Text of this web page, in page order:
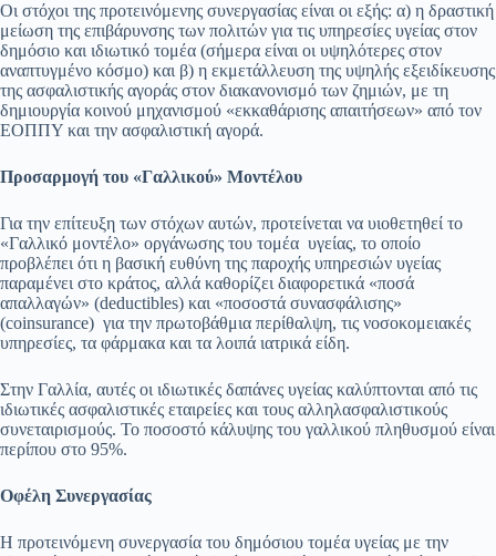
Οι στόχοι της προτεινόμενης συνεργασίας είναι οι εξής: α) η δραστική
μείωση της επιβάρυνσης των πολιτών για τις υπηρεσίες υγείας στον
δημόσιο και ιδιωτικό τομέα (σήμερα είναι οι υψηλότερες στον
αναπτυγμένο κόσμο) και β) η εκμετάλλευση της υψηλής εξειδίκευσης
της ασφαλιστικής αγοράς στον διακανονισμό των ζημιών, με τη
δημιουργία κοινού μηχανισμού «εκκαθάρισης απαιτήσεων» από τον
ΕΟΠΠΥ και την ασφαλιστική αγορά.
Προσαρμογή του «Γαλλικού» Μοντέλου
Για την επίτευξη των στόχων αυτών, προτείνεται να υιοθετηθεί το
«Γαλλικό μοντέλο» οργάνωσης του τομέα υγείας, το οποίο
προβλέπει ότι η βασική ευθύνη της παροχής υπηρεσιών υγείας
παραμένει στο κράτος, αλλά καθορίζει διαφορετικά «ποσά
απαλλαγών» (deductibles) και «ποσοστά συνασφάλισης»
(coinsurance) για την πρωτοβάθμια περίθαλψη, τις νοσοκομειακές
υπηρεσίες, τα φάρμακα και τα λοιπά ιατρικά είδη.
Στην Γαλλία, αυτές οι ιδιωτικές δαπάνες υγείας καλύπτονται από τις
ιδιωτικές ασφαλιστικές εταιρείες και τους αλληλασφαλιστικούς
συνεταιρισμούς. Το ποσοστό κάλυψης του γαλλικού πληθυσμού είναι
περίπου στο 95%.
Οφέλη Συνεργασίας
Η προτεινόμενη συνεργασία του δημόσιου τομέα υγείας με την